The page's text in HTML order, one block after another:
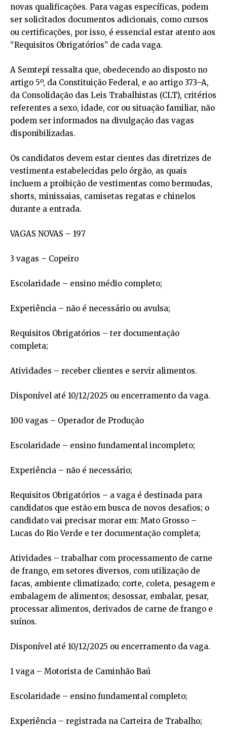
novas qualificações. Para vagas específicas, podem
ser solicitados documentos adicionais, como cursos
ou certificações, por isso, é essencial estar atento aos
“Requisitos Obrigatórios” de cada vaga.
A Semtepi ressalta que, obedecendo ao disposto no
artigo 5º, da Constituição Federal, e ao artigo 373–A,
da Consolidação das Leis Trabalhistas (CLT), critérios
referentes a sexo, idade, cor ou situação familiar, não
podem ser informados na divulgação das vagas
disponibilizadas.
Os candidatos devem estar cientes das diretrizes de
vestimenta estabelecidas pelo órgão, as quais
incluem a proibição de vestimentas como bermudas,
shorts, minissaias, camisetas regatas e chinelos
durante a entrada.
VAGAS NOVAS – 197
3 vagas – Copeiro
Escolaridade – ensino médio completo;
Experiência – não é necessário ou avulsa;
Requisitos Obrigatórios – ter documentação
completa;
Atividades – receber clientes e servir alimentos.
Disponível até 10/12/2025 ou encerramento da vaga.
100 vagas – Operador de Produção
Escolaridade – ensino fundamental incompleto;
Experiência – não é necessário;
Requisitos Obrigatórios – a vaga é destinada para
candidatos que estão em busca de novos desafios; o
candidato vai precisar morar em: Mato Grosso –
Lucas do Rio Verde e ter documentação completa;
Atividades – trabalhar com processamento de carne
de frango, em setores diversos, com utilização de
facas, ambiente climatizado; corte, coleta, pesagem e
embalagem de alimentos; desossar, embalar, pesar,
processar alimentos, derivados de carne de frango e
suínos.
Disponível até 10/12/2025 ou encerramento da vaga.
1 vaga – Motorista de Caminhão Baú
Escolaridade – ensino fundamental completo;
Experiência – registrada na Carteira de Trabalho;